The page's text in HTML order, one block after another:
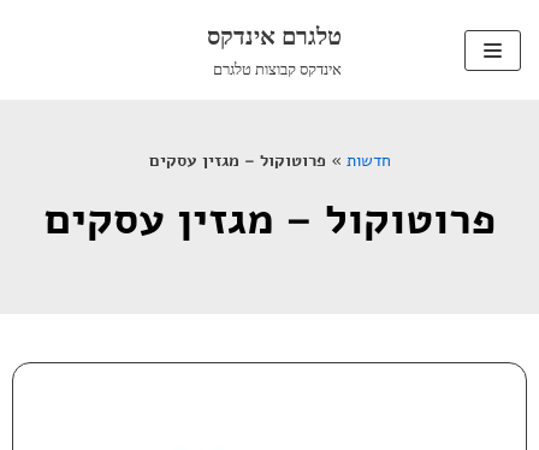
טלגרם אינדקס
אינדקס קבוצות טלגרם
חדשות » פרוטוקול – מגזין עסקים
פרוטוקול – מגזין עסקים